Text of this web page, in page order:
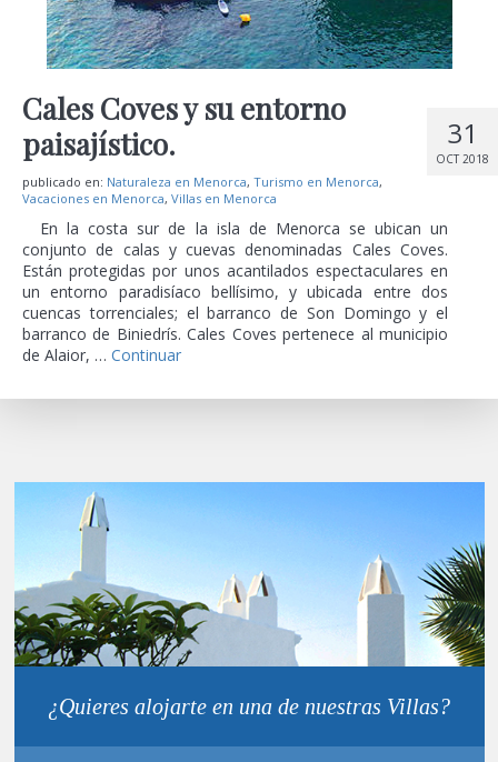
31
OCT 2018
Cales Coves y su entorno
paisajístico.
publicado en: Naturaleza en Menorca, Turismo en Menorca,
Vacaciones en Menorca, Villas en Menorca
En la costa sur de la isla de Menorca se ubican un
conjunto de calas y cuevas denominadas Cales Coves.
Están protegidas por unos acantilados espectaculares en
un entorno paradisíaco bellísimo, y ubicada entre dos
cuencas torrenciales; el barranco de Son Domingo y el
barranco de Biniedrís. Cales Coves pertenece al municipio
de Alaior, … Continuar
¿Quieres alojarte en una de nuestras Villas?